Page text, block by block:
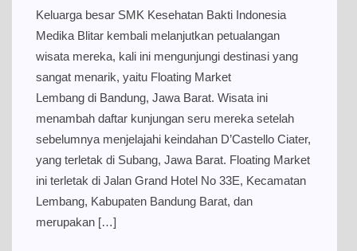
Keluarga besar SMK Kesehatan Bakti Indonesia
Medika Blitar kembali melanjutkan petualangan
wisata mereka, kali ini mengunjungi destinasi yang
sangat menarik, yaitu Floating Market
Lembang di Bandung, Jawa Barat. Wisata ini
menambah daftar kunjungan seru mereka setelah
sebelumnya menjelajahi keindahan D’Castello Ciater,
yang terletak di Subang, Jawa Barat. Floating Market
ini terletak di Jalan Grand Hotel No 33E, Kecamatan
Lembang, Kabupaten Bandung Barat, dan
merupakan […]